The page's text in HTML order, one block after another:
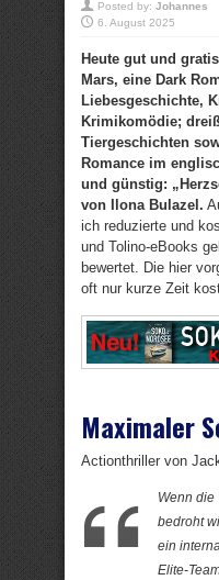
Posted by: Johannes
6. August 2025
Heute gut und
Mars, eine Dark
Liebesgeschichte,
Krimikomödie;
Tiergeschichten
Romance im
und günstig:
von Ilona Bulazel.
ich reduzierte und
und Tolino-eBooks
bewertet. Die hier
oft nur kurze Zeit
Maximaler
Actionthriller von
Wenn die
bedroht
ein
Elite-